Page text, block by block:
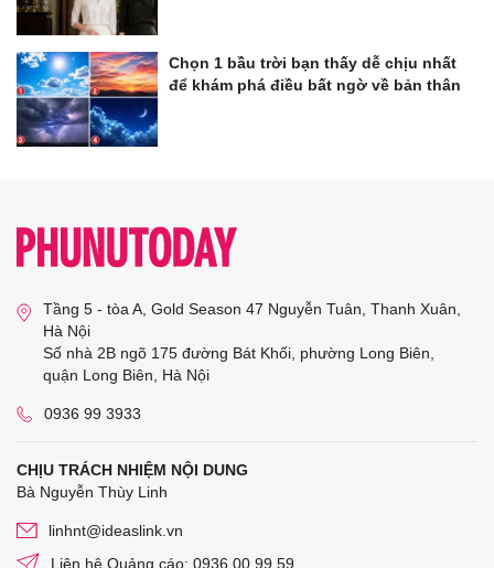
Chọn 1 bầu trời bạn thấy dễ chịu nhất
để khám phá điều bất ngờ về bản thân
Tầng 5 - tòa A, Gold Season 47 Nguyễn Tuân, Thanh Xuân,
Hà Nội
Số nhà 2B ngõ 175 đường Bát Khối, phường Long Biên,
quận Long Biên, Hà Nội
0936 99 3933
CHỊU TRÁCH NHIỆM NỘI DUNG
Bà Nguyễn Thùy Linh
linhnt@ideaslink.vn
Liên hệ Quảng cáo: 0936 00 99 59